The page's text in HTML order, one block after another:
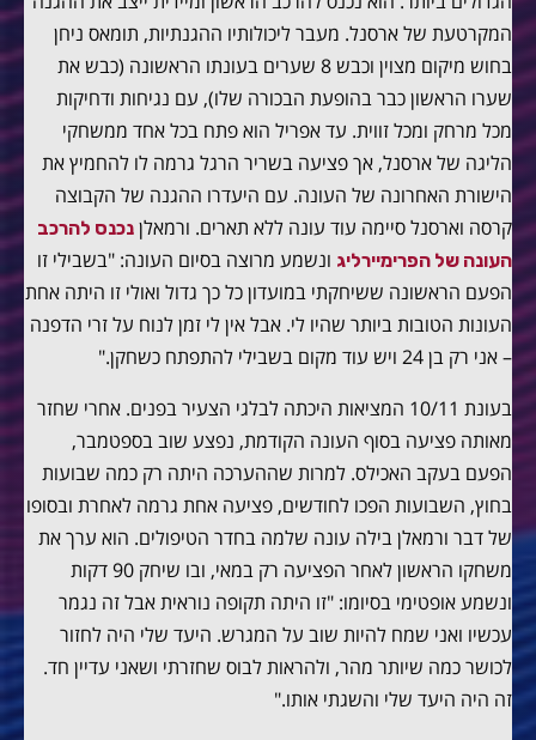
המקרטעת של ארסנל. מעבר ליכולותיו ההגנתיות, תומאס ניחן
בחוש מיקום מצוין וכבש 8 שערים בעונתו הראשונה (כבש את
שערו הראשון כבר בהופעת הבכורה שלו), עם נגיחות ודחיקות
מכל מרחק ומכל זווית. עד אפריל הוא פתח בכל אחד ממשחקי
הליגה של ארסנל, אך פציעה בשריר הרגל גרמה לו להחמיץ את
הישורת האחרונה של העונה. עם היעדרו ההגנה של הקבוצה
קרסה וארסנל סיימה עוד עונה ללא תארים. ורמאלן נכנס להרכב
העונה של הפרימיירליג ונשמע מרוצה בסיום העונה: "בשבילי זו
הפעם הראשונה ששיחקתי במועדון כל כך גדול ואולי זו היתה אחת
העונות הטובות ביותר שהיו לי. אבל אין לי זמן לנוח על זרי הדפנה
– אני רק בן 24 ויש עוד מקום בשבילי להתפתח כשחקן."
בעונת 10/11 המציאות היכתה לבלגי הצעיר בפנים. אחרי שחזר
מאותה פציעה בסוף העונה הקודמת, נפצע שוב בספטמבר,
הפעם בעקב האכילס. למרות שההערכה היתה רק כמה שבועות
בחוץ, השבועות הפכו לחודשים, פציעה אחת גרמה לאחרת ובסופו
של דבר ורמאלן בילה עונה שלמה בחדר הטיפולים. הוא ערך את
משחקו הראשון לאחר הפציעה רק במאי, ובו שיחק 90 דקות
ונשמע אופטימי בסיומו: "זו היתה תקופה נוראית אבל זה נגמר
עכשיו ואני שמח להיות שוב על המגרש. היעד שלי היה לחזור
לכושר כמה שיותר מהר, ולהראות לבוס שחזרתי ושאני עדיין חד.
זה היה היעד שלי והשגתי אותו."